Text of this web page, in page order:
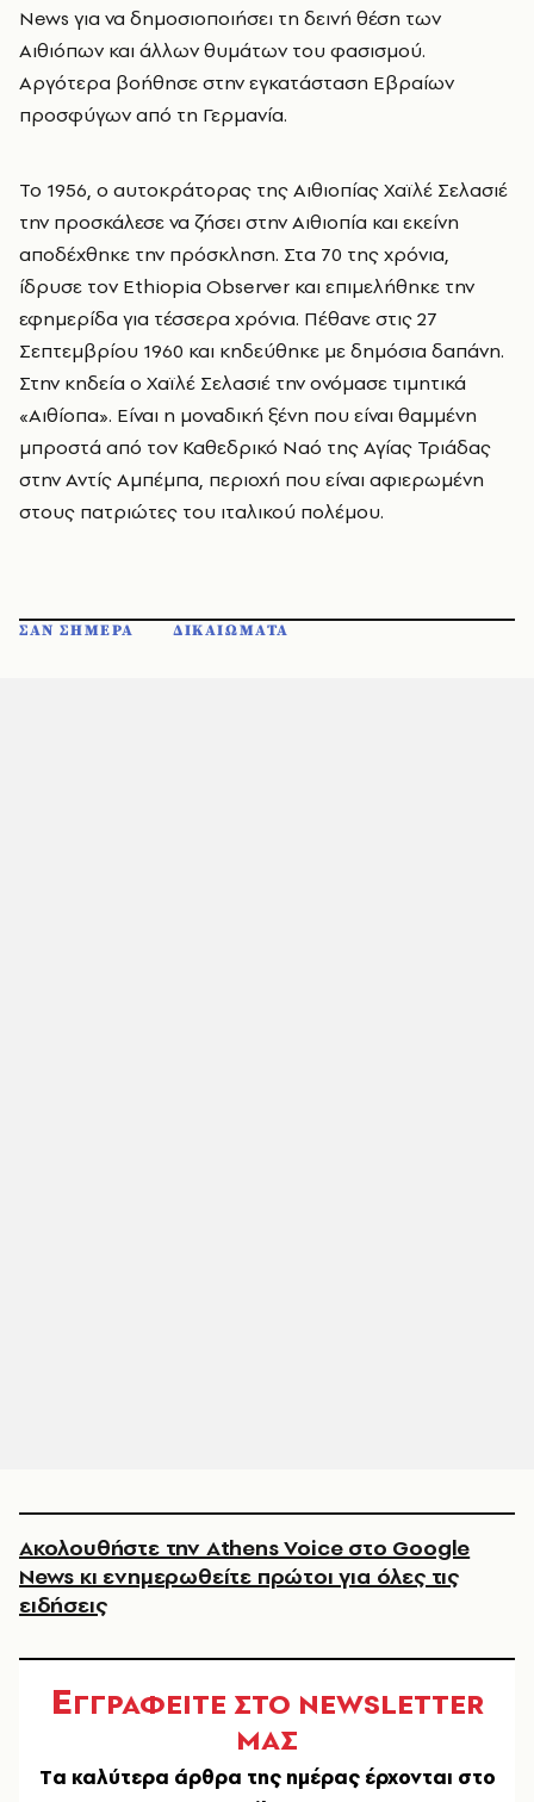
News για να δημοσιοποιήσει τη δεινή θέση των
Αιθιόπων και άλλων θυμάτων του φασισμού.
Αργότερα βοήθησε στην εγκατάσταση Εβραίων
προσφύγων από τη Γερμανία.
Το 1956, ο αυτοκράτορας της Αιθιοπίας Χαϊλέ Σελασιέ
την προσκάλεσε να ζήσει στην Αιθιοπία και εκείνη
αποδέχθηκε την πρόσκληση. Στα 70 της χρόνια,
ίδρυσε τον Ethiopia Observer και επιμελήθηκε την
εφημερίδα για τέσσερα χρόνια. Πέθανε στις 27
Σεπτεμβρίου 1960 και κηδεύθηκε με δημόσια δαπάνη.
Στην κηδεία ο Χαϊλέ Σελασιέ την ονόμασε τιμητικά
«Αιθίοπα». Είναι η μοναδική ξένη που είναι θαμμένη
μπροστά από τον Καθεδρικό Ναό της Αγίας Τριάδας
στην Αντίς Αμπέμπα, περιοχή που είναι αφιερωμένη
στους πατριώτες του ιταλικού πολέμου.
ΣΑΝ ΣΗΜΕΡΑ ΔΙΚΑΙΩΜΑΤΑ
Ακολουθήστε την Athens Voice στο Google
News κι ενημερωθείτε πρώτοι για όλες τις
ειδήσεις
ΕΓΓΡΑΦΕΙΤΕ ΣΤΟ NEWSLETTER
ΜΑΣ
Tα καλύτερα άρθρα της ημέρας έρχονται στο